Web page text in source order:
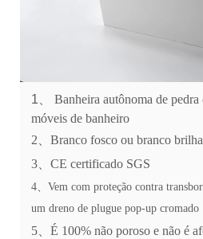
1、 Banheira autônoma de
móveis de banheiro
2、Branco fosco ou branco
3、CE certificado SGS
4、Vem com proteção contra
um dreno de plugue pop-up cromado
5、É 100% não poroso e não é